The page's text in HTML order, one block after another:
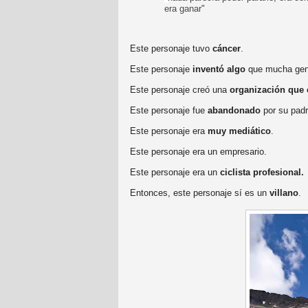
era ganar"
Este personaje tuvo cáncer.
Este personaje inventó algo que mucha
Este personaje creó una organización que
Este personaje fue abandonado por su
Este personaje era muy mediático.
Este personaje era un empresario.
Este personaje era un ciclista profesional.
Entonces, este personaje sí es un villano.